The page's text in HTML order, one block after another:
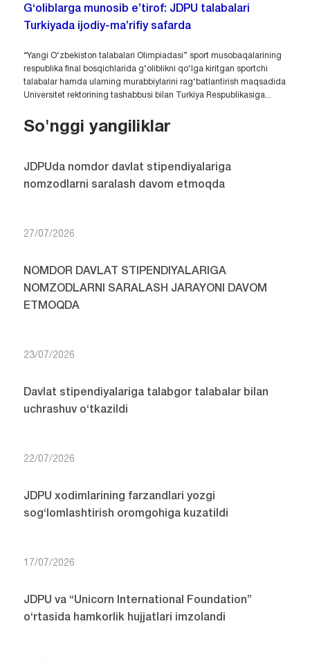
G‘oliblarga munosib e’tirof: JDPU talabalari
Turkiyada ijodiy-ma’rifiy safarda
“Yangi O‘zbekiston talabalari Olimpiadasi” sport musobaqalarining
respublika final bosqichlarida g‘oliblikni qo‘lga kiritgan sportchi
talabalar hamda ularning murabbiylarini rag‘batlantirish maqsadida
Universitet rektorining tashabbusi bilan Turkiya Respublikasiga...
So'nggi yangiliklar
JDPUda nomdor davlat stipendiyalariga
nomzodlarni saralash davom etmoqda
27/07/2026
NOMDOR DAVLAT STIPENDIYALARIGA
NOMZODLARNI SARALASH JARAYONI DAVOM
ETMOQDA
23/07/2026
Davlat stipendiyalariga talabgor talabalar bilan
uchrashuv o‘tkazildi
22/07/2026
JDPU xodimlarining farzandlari yozgi
sog‘lomlashtirish oromgohiga kuzatildi
17/07/2026
JDPU va “Unicorn International Foundation”
o‘rtasida hamkorlik hujjatlari imzolandi